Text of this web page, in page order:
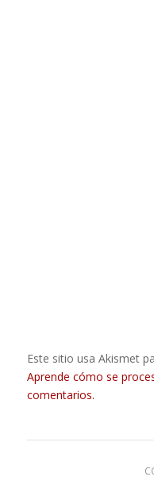
Este sitio usa Akismet
Aprende cómo se
comentarios.